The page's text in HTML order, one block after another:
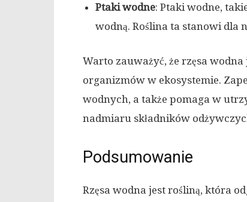
Ptaki wodne: Ptaki wodne,
wodną. Roślina ta stanowi dla
Warto zauważyć, że rzęsa
organizmów w ekosystemie.
wodnych, a także pomaga w
nadmiaru składników
Podsumowanie
Rzęsa wodna jest rośliną, która